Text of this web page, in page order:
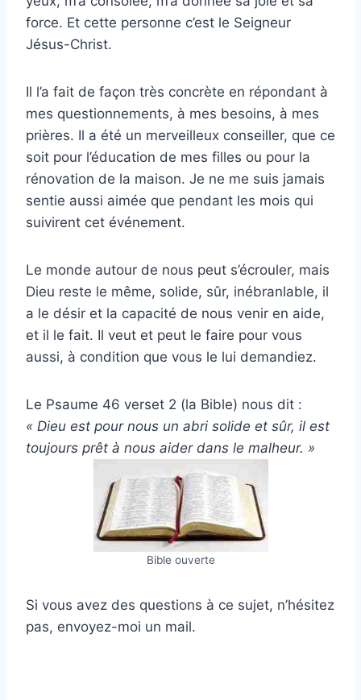
force. Et cette personne c’est le Seigneur
Jésus-Christ.
Il l’a fait de façon très concrète en répondant à
mes questionnements, à mes besoins, à mes
prières. Il a été un merveilleux conseiller, que ce
soit pour l’éducation de mes filles ou pour la
rénovation de la maison. Je ne me suis jamais
sentie aussi aimée que pendant les mois qui
suivirent cet événement.
Le monde autour de nous peut s’écrouler, mais
Dieu reste le même, solide, sûr, inébranlable, il
a le désir et la capacité de nous venir en aide,
et il le fait. Il veut et peut le faire pour vous
aussi, à condition que vous le lui demandiez.
Le Psaume 46 verset 2 (la Bible) nous dit :
« Dieu est pour nous un abri solide et sûr, il est
toujours prêt à nous aider dans le malheur. »
Bible ouverte
Si vous avez des questions à ce sujet, n’hésitez
pas, envoyez-moi un mail.